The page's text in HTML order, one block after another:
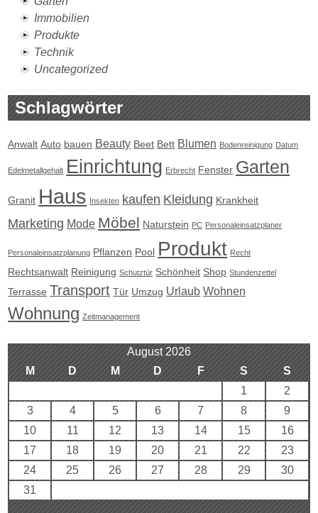
Immobilien
Produkte
Technik
Uncategorized
Schlagwörter
Anwalt Auto bauen Beauty Beet Bett Blumen Bodenreinigung Datum
Edelmetallgehalt Einrichtung Erbrecht Fenster Garten
Granit Haus Insekten kaufen Kleidung Krankheit
Marketing Mode Möbel Naturstein PC Personaleinsatzplaner
Personaleinsatzplanung Pflanzen Pool Produkt Recht
Rechtsanwalt Reinigung Schutztür Schönheit Shop Stundenzettel
Terrasse Transport Tür Umzug Urlaub Wohnen
Wohnung Zeitmanagement
August 2026
M
D M D F S
S
1
2
3
4 5 6 7 8
9
10
11 12 13 14 15
16
17
18 19 20 21 22
23
24
25 26 27 28 29
30
31